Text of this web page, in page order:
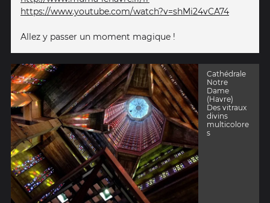
https://www.youtube.com/watch?v=shMi24vCA74
Allez y passer un moment magique !
Cathédrale
Notre
Dame
(Havre)
Des vitraux
divins
multicolore
s